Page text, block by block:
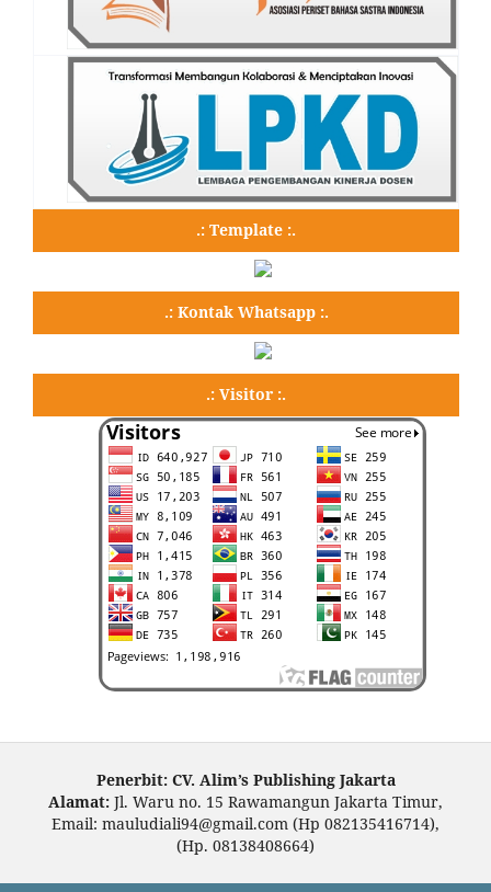
.: Template :.
.: Kontak Whatsapp :.
.: Visitor :.
Penerbit: CV. Alim’s Publishing Jakarta
Alamat: Jl. Waru no. 15 Rawamangun Jakarta Timur,
Email: mauludiali94@gmail.com (Hp 082135416714),
(Hp. 08138408664)